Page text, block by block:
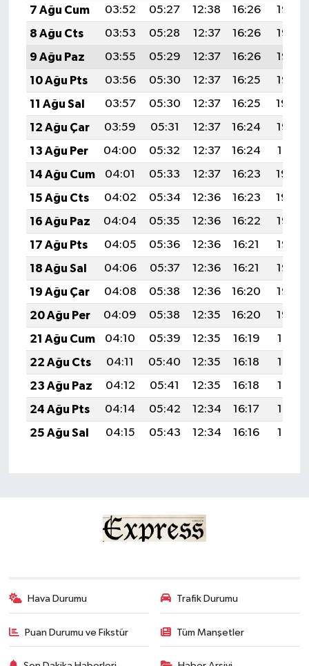
7 Ağu Cum
03:52 05:27 12:38 16:26
19:38
8 Ağu Cts
03:53 05:28 12:37 16:26
19:37
9 Ağu Paz
03:55 05:29 12:37 16:26
19:36
10 Ağu Pts
03:56 05:30 12:37 16:25
19:35
11 Ağu Sal
03:57 05:30 12:37 16:25
19:34
12 Ağu Çar
03:59 05:31 12:37 16:24
19:32
13 Ağu Per
04:00 05:32 12:37 16:24
19:31
14 Ağu Cum
04:01 05:33 12:37 16:23
19:30
15 Ağu Cts
04:02 05:34 12:36 16:23
19:29
16 Ağu Paz
04:04 05:35 12:36 16:22
19:27
17 Ağu Pts
04:05 05:36 12:36 16:21
19:26
18 Ağu Sal
04:06 05:37 12:36 16:21
19:25
19 Ağu Çar
04:08 05:38 12:36 16:20
19:23
20 Ağu Per
04:09 05:38 12:35 16:20
19:22
21 Ağu Cum
04:10 05:39 12:35 16:19
19:21
22 Ağu Cts
04:11 05:40 12:35 16:18
19:19
23 Ağu Paz
04:12 05:41 12:35 16:18
19:18
24 Ağu Pts
04:14 05:42 12:34 16:17
19:17
25 Ağu Sal
04:15 05:43 12:34 16:16 19:15
Hava Durumu Trafik Durumu
Puan Durumu ve Fikstür Tüm Manşetler